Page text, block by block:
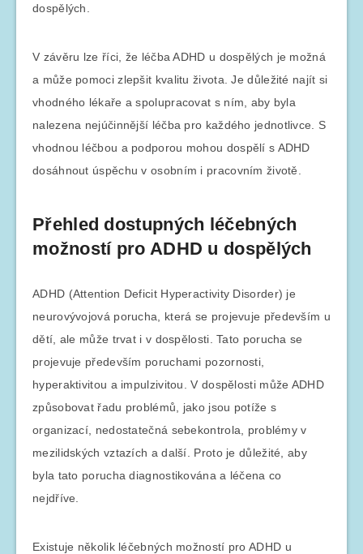
dospělých.
V závěru lze říci, že léčba ADHD u dospělých je možná
a může pomoci zlepšit kvalitu života. Je důležité najít si
vhodného lékaře a spolupracovat s ním, aby byla
nalezena nejúčinnější léčba pro každého jednotlivce. S
vhodnou léčbou a podporou mohou dospělí s ADHD
dosáhnout úspěchu v osobním i pracovním životě.
Přehled dostupných léčebných
možností pro ADHD u dospělých
ADHD (Attention Deficit Hyperactivity Disorder) je
neurovývojová porucha, která se projevuje především u
dětí, ale může trvat i v dospělosti. Tato porucha se
projevuje především poruchami pozornosti,
hyperaktivitou a impulzivitou. V dospělosti může ADHD
způsobovat řadu problémů, jako jsou potíže s
organizací, nedostatečná sebekontrola, problémy v
mezilidských vztazích a další. Proto je důležité, aby
byla tato porucha diagnostikována a léčena co
nejdříve.
Existuje několik léčebných možností pro ADHD u